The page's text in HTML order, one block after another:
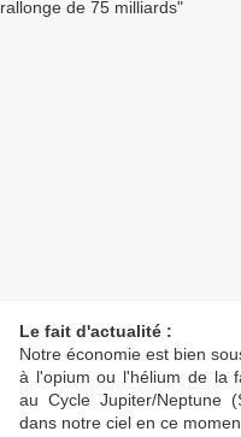
Le fait d'actualité :
Notre économie est bien
à l'opium ou l'hélium de la
au Cycle Jupiter/Neptune
dans notre ciel en ce